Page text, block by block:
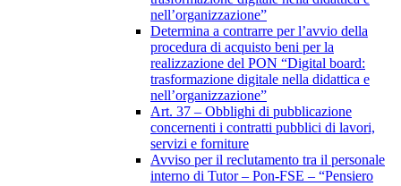
nell’organizzazione”
Determina a contrarre per l’avvio della
procedura di acquisto beni per la
realizzazione del PON “Digital board:
trasformazione digitale nella didattica e
nell’organizzazione”
Art. 37 – Obblighi di pubblicazione
concernenti i contratti pubblici di lavori,
servizi e forniture
Avviso per il reclutamento tra il personale
interno di Tutor – Pon-FSE – “Pensiero